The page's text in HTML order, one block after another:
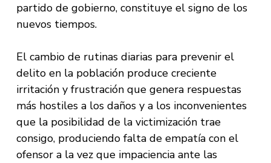
partido de gobierno, constituye el signo de los
nuevos tiempos.
El cambio de rutinas diarias para prevenir el
delito en la población produce creciente
irritación y frustración que genera respuestas
más hostiles a los daños y a los inconvenientes
que la posibilidad de la victimización trae
consigo, produciendo falta de empatía con el
ofensor a la vez que impaciencia ante las